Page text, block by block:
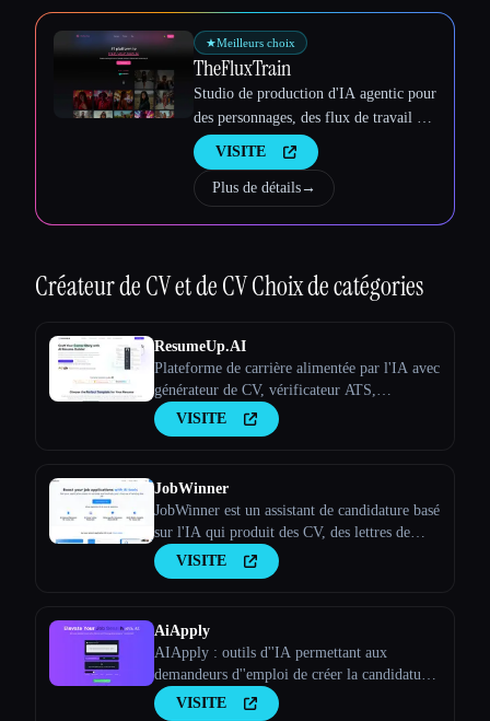
★Meilleurs choix
TheFluxTrain
Studio de production d'IA agentic pour
des personnages, des flux de travail et
des vidéos cohérents
VISITE
Plus de détails→
Créateur de CV et de CVChoix de catégories
ResumeUp.AI
Plateforme de carrière alimentée par l'IA avec
générateur de CV, vérificateur ATS,
optimiseur LinkedIn et plus encore. Réalisez
des entretiens plus rapidement grâce à
VISITE
JobWinner
JobWinner est un assistant de candidature basé
sur l'IA qui produit des CV, des lettres de
motivation et des documents de préparation
aux entretiens sur mesure.
VISITE
AiApply
AIApply : outils d''IA permettant aux
demandeurs d''emploi de créer la candidature
parfaiteVISITE